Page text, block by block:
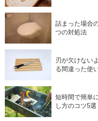
詰まった場合
つの対処法
刃が欠けない
る間違った使
短時間で簡単
し方のコツ5選